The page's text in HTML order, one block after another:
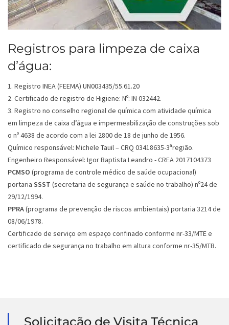
Registros para limpeza de caixa
d’água:
1. Registro INEA (FEEMA) UN003435/55.61.20
2. Certificado de registro de Higiene: Nº: IN 032442.
3. Registro no conselho regional de química com atividade química
em limpeza de caixa d’água e impermeabilização de construções sob
o nº 4638 de acordo com a lei 2800 de 18 de junho de 1956.
Químico responsável: Michele Tauil – CRQ 03418635-3ªregião.
Engenheiro Responsável: Igor Baptista Leandro - CREA 2017104373
PCMSO (programa de controle médico de saúde ocupacional)
portaria SSST (secretaria de segurança e saúde no trabalho) nº24 de
29/12/1994.
PPRA(programa de prevenção de riscos ambientais) portaria 3214 de
08/06/1978.
Certificado de serviço em espaço confinado conforme nr-33/MTE e
certificado de segurança no trabalho em altura conforme nr-35/MTB.
Solicitação de Visita Técnica